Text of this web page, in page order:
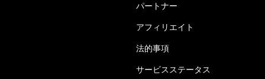
パートナー
アフィリエイト
法的事項
サービスステータス